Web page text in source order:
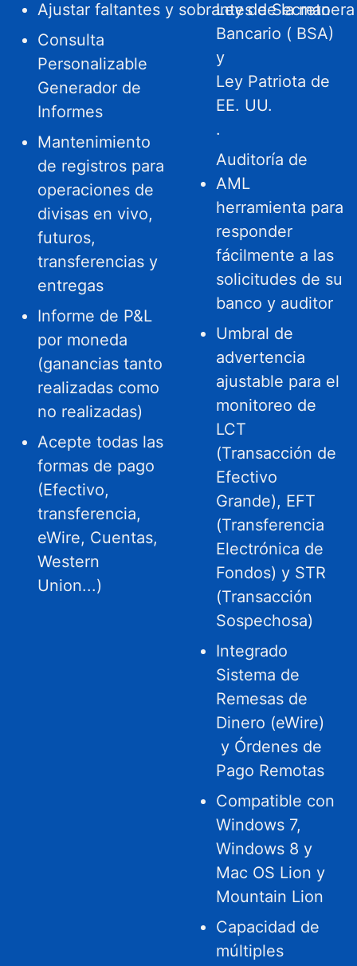
Ajustar faltantes y sobrantes de la
Consulta
Personalizable
Generador de
Informes
Mantenimiento
de registros para
operaciones de
divisas en vivo,
futuros,
transferencias y
entregas
Informe de P&L
por moneda
(ganancias tanto
realizadas como
no realizadas)
Acepte todas las
formas de pago
(Efectivo,
transferencia,
eWire, Cuentas,
Western
Union...)
Ley de Secreto
Bancario ( BSA)
y
Ley Patriota de
EE. UU.
.
Auditoría de
AML
herramienta para
responder
fácilmente a las
solicitudes de su
banco y auditor
Umbral de
advertencia
ajustable para el
monitoreo de
LCT
(Transacción de
Efectivo
Grande), EFT
(Transferencia
Electrónica de
Fondos) y STR
(Transacción
Sospechosa)
Integrado
Sistema de
Remesas de
Dinero (eWire)
y Órdenes de
Pago Remotas
Compatible con
Windows 7,
Windows 8 y
Mac OS Lion y
Mountain Lion
Capacidad de
múltiples